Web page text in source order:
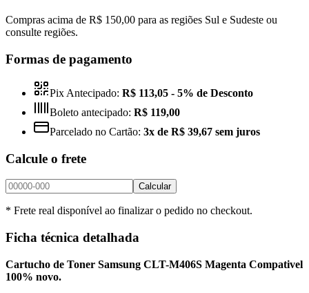
Compras acima de R$ 150,00 para as regiões Sul e Sudeste ou
consulte regiões.
Formas de pagamento
Pix Antecipado: R$ 113,05 - 5% de Desconto
Boleto antecipado: R$ 119,00
Parcelado no Cartão: 3x de R$ 39,67 sem juros
Calcule o frete
Calcular
* Frete real disponível ao finalizar o pedido no checkout.
Ficha técnica detalhada
Cartucho de Toner Samsung CLT-M406S Magenta Compativel
100% novo.